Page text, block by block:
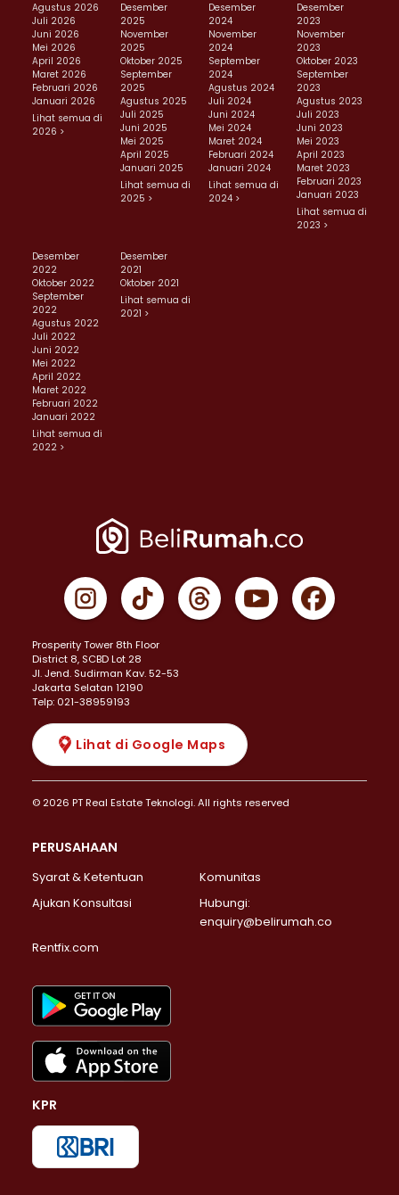
Agustus 2026
Juli 2026
Juni 2026
Mei 2026
April 2026
Maret 2026
Februari 2026
Januari 2026
Lihat semua di
2026 >
Desember
2025
November
2025
Oktober 2025
September
2025
Agustus 2025
Juli 2025
Juni 2025
Mei 2025
April 2025
Januari 2025
Lihat semua di
2025 >
Desember
2024
November
2024
September
2024
Agustus 2024
Juli 2024
Juni 2024
Mei 2024
Maret 2024
Februari 2024
Januari 2024
Lihat semua di
2024 >
Desember
2023
November
2023
Oktober 2023
September
2023
Agustus 2023
Juli 2023
Juni 2023
Mei 2023
April 2023
Maret 2023
Februari 2023
Januari 2023
Lihat semua di
2023 >
Desember
2022
Oktober 2022
September
2022
Agustus 2022
Juli 2022
Juni 2022
Mei 2022
April 2022
Maret 2022
Februari 2022
Januari 2022
Lihat semua di
2022 >
Desember
2021
Oktober 2021
Lihat semua di
2021 >
Prosperity Tower 8th Floor
District 8, SCBD Lot 28
JI. Jend. Sudirman Kav. 52-53
Jakarta Selatan 12190
Telp: 021-38959193
Lihat di Google Maps
© 2026 PT Real Estate Teknologi. All rights reserved
PERUSAHAAN
Syarat & Ketentuan
Komunitas
Ajukan Konsultasi
Hubungi:
enquiry@belirumah.co
Rentfix.com
KPR